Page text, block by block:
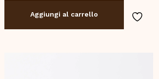
Aggiungi al carrello